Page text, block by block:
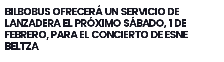
BILBOBUS OFRECERÁ UN SERVICIO DE
LANZADERA EL PRÓXIMO SÁBADO, 1 DE
FEBRERO, PARA EL CONCIERTO DE ESNE
BELTZA